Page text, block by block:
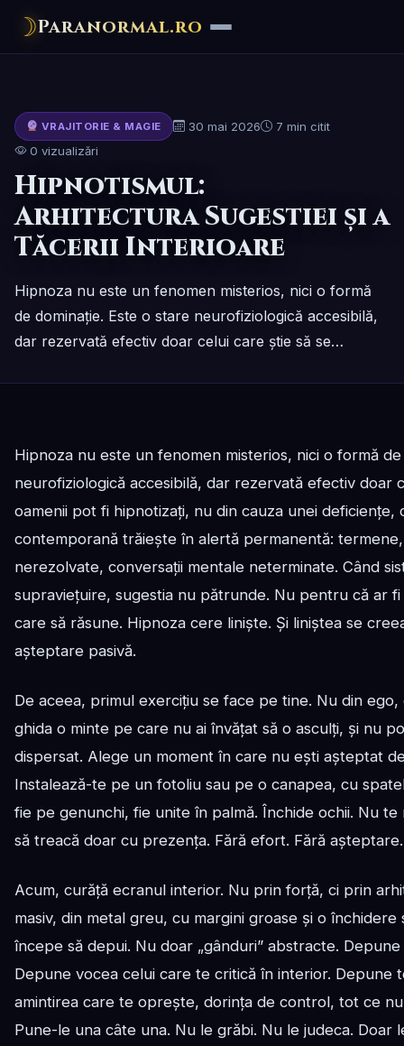
☽Paranormal.ro
VRAJITORIE & MAGIE 30 mai 2026
7 min citit
0 vizualizări
Hipnotismul:
Arhitectura Sugestiei și a
Tăcerii Interioare
Hipnoza nu este un fenomen misterios, nici o formă
de dominație. Este o stare neurofiziologică accesibilă,
dar rezervată efectiv doar celui care știe să se…
Hipnoza nu este un fenomen misterios, nici o formă
neurofiziologică accesibilă, dar rezervată efectiv doar
oamenii pot fi hipnotizați, nu din cauza unei deficiențe,
contemporană trăiește în alertă permanentă:
nerezolvate, conversații mentale neterminate. Când
supraviețuire, sugestia nu pătrunde. Nu pentru că ar
care să răsune. Hipnoza cere liniște. Și liniștea se
așteptare pasivă.
De aceea, primul exercițiu se face pe tine. Nu din
ghida o minte pe care nu ai învățat să o asculți, și nu
dispersat. Alege un moment în care nu ești așteptat
Instalează-te pe un fotoliu sau pe o canapea, cu
fie pe genunchi, fie unite în palmă. Închide ochii. Nu te
să treacă doar cu prezența. Fără efort. Fără
Acum, curăță ecranul interior. Nu prin forță, ci prin
masiv, din metal greu, cu margini groase și o închidere
începe să depui. Nu doar „gânduri” abstracte.
Depune vocea celui care te critică în interior. Depune
amintirea care te oprește, dorința de control, tot ce
Pune-le una câte una. Nu le grăbi. Nu le judeca. Doar